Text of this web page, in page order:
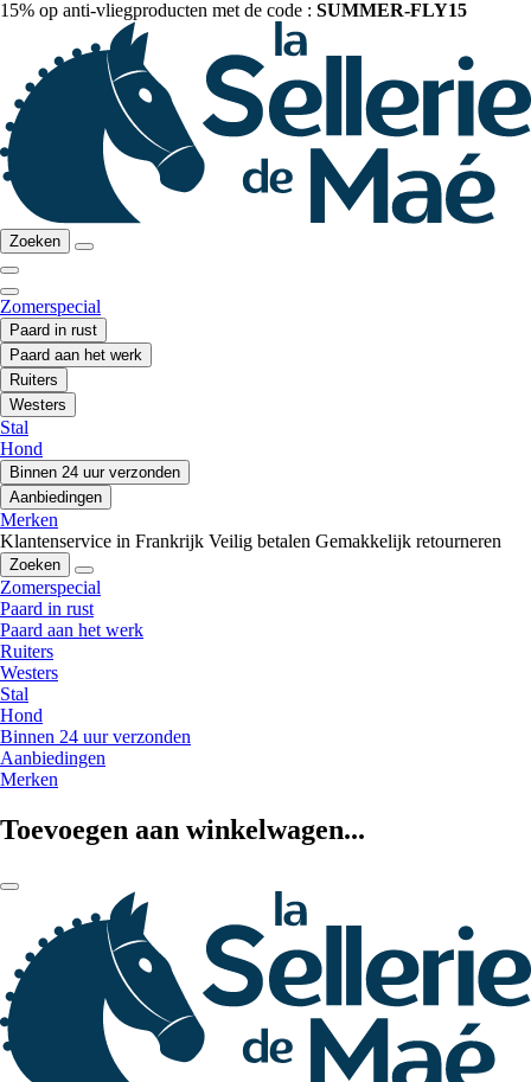
15% op anti-vliegproducten met de code : SUMMER-FLY15
Zoeken
Zomerspecial
Paard in rust
Paard aan het werk
Ruiters
Westers
Stal
Hond
Binnen 24 uur verzonden
Aanbiedingen
Merken
Klantenservice in Frankrijk Veilig betalen Gemakkelijk retourneren
Zoeken
Zomerspecial
Paard in rust
Paard aan het werk
Ruiters
Westers
Stal
Hond
Binnen 24 uur verzonden
Aanbiedingen
Merken
Toevoegen aan winkelwagen...